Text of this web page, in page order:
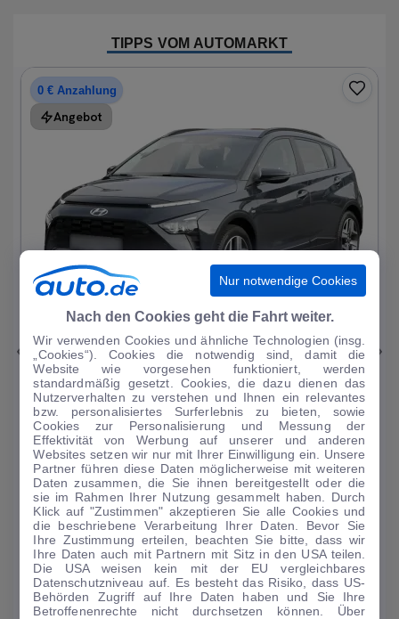
TIPPS VOM AUTOMARKT
0 € Anzahlung
Angebot
|15
Hyundai Bayon
1.0 T-GDI Trend Mild-Hybrid DAB/Sitzhzg.
19.196 km· 08/2023· Benzin·Automatik
Finanzierung Kaufen
159€/mtl.
Guter Preis4
0 € Anzahlung ·60 Monate ·Finanzierungs-Details
Angebot anfragen Rate anpassen
Kraftstoffverbrauch komb. 7,2 l/100 km · CO₂-Emissionen komb. 165 g/km
· CO₂-Klasse F · WLTP*
Nur notwendige Cookies
Nach den Cookies geht die Fahrt weiter.
Wir verwenden Cookies und ähnliche Technologien (insg.
„Cookies“). Cookies die notwendig sind, damit die
Website wie vorgesehen funktioniert, werden
standardmäßig gesetzt. Cookies, die dazu dienen das
Nutzerverhalten zu verstehen und Ihnen ein relevantes
bzw. personalisiertes Surferlebnis zu bieten, sowie
Cookies zur Personalisierung und Messung der
Effektivität von Werbung auf unserer und anderen
Websites setzen wir nur mit Ihrer Einwilligung ein. Unsere
Partner führen diese Daten möglicherweise mit weiteren
Daten zusammen, die Sie ihnen bereitgestellt oder die
sie im Rahmen Ihrer Nutzung gesammelt haben. Durch
Klick auf "Zustimmen" akzeptieren Sie alle Cookies und
die beschriebene Verarbeitung Ihrer Daten. Bevor Sie
Ihre Zustimmung erteilen, beachten Sie bitte, dass wir
Ihre Daten auch mit Partnern mit Sitz in den USA teilen.
Die USA weisen kein mit der EU vergleichbares
Datenschutzniveau auf. Es besteht das Risiko, dass US-
Behörden Zugriff auf Ihre Daten haben und Sie Ihre
Betroffenenrechte nicht durchsetzen können. Über